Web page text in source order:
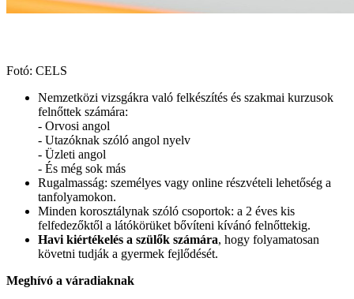
Fotó: CELS
Nemzetközi vizsgákra való felkészítés és szakmai kurzusok
felnőttek számára:
- Orvosi angol
- Utazóknak szóló angol nyelv
- Üzleti angol
- És még sok más
Rugalmasság: személyes vagy online részvételi lehetőség a
tanfolyamokon.
Minden korosztálynak szóló csoportok: a 2 éves kis
felfedezőktől a látókörüket bővíteni kívánó felnőttekig.
Havi kiértékelés a szülők számára, hogy folyamatosan
követni tudják a gyermek fejlődését.
Meghívó a váradiaknak